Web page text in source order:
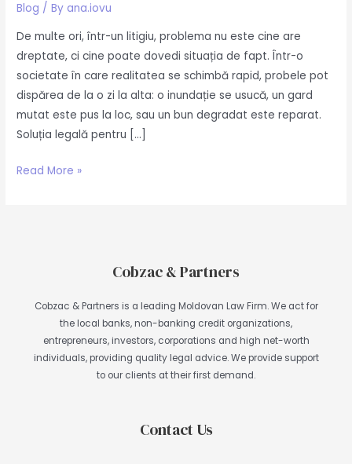
Blog / By ana.iovu
De multe ori, într-un litigiu, problema nu este cine are
dreptate, ci cine poate dovedi situația de fapt. Într-o
societate în care realitatea se schimbă rapid, probele pot
dispărea de la o zi la alta: o inundație se usucă, un gard
mutat este pus la loc, sau un bun degradat este reparat.
Soluția legală pentru […]
Read More »
Cobzac & Partners
Cobzac & Partners is a leading Moldovan Law Firm. We act for
the local banks, non-banking credit organizations,
entrepreneurs, investors, corporations and high net-worth
individuals, providing quality legal advice. We provide support
to our clients at their first demand.
Contact Us